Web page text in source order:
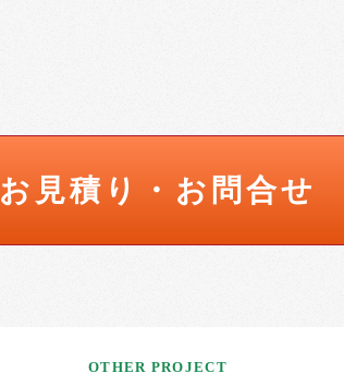
お見積り・お問合せ